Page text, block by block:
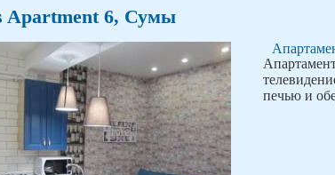
Apartment 6, Сумы
печью и